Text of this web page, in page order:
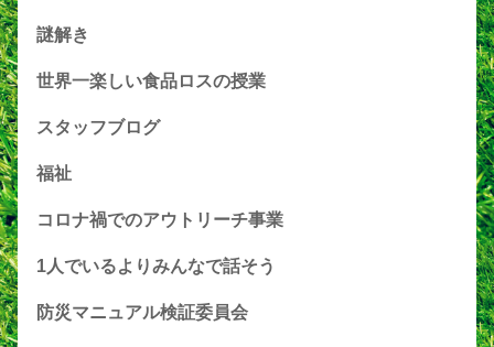
謎解き
世界一楽しい食品ロスの授業
スタッフブログ
福祉
コロナ禍でのアウトリーチ事業
1人でいるよりみんなで話そう
防災マニュアル検証委員会